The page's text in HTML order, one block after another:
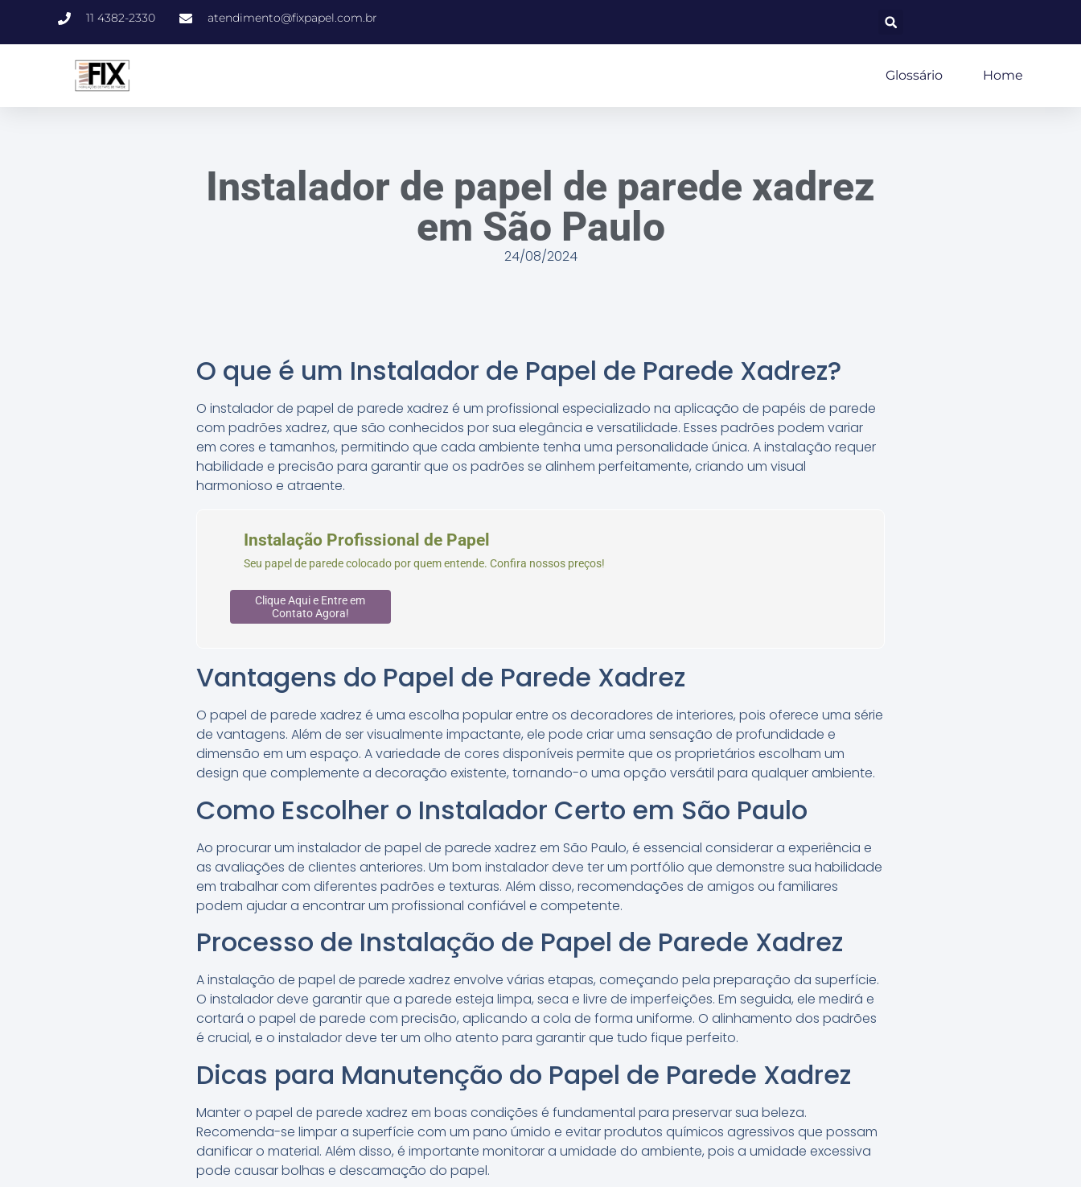
11 4382-2330 atendimento@fixpapel.com.br
Glossário Home
Instalador de papel de parede xadrez
em São Paulo
24/08/2024
O que é um Instalador de Papel de Parede Xadrez?
O instalador de papel de parede xadrez é um profissional especializado na aplicação de papéis de parede
com padrões xadrez, que são conhecidos por sua elegância e versatilidade. Esses padrões podem variar
em cores e tamanhos, permitindo que cada ambiente tenha uma personalidade única. A instalação requer
habilidade e precisão para garantir que os padrões se alinhem perfeitamente, criando um visual
harmonioso e atraente.
Instalação Profissional de Papel
Seu papel de parede colocado por quem entende. Confira nossos preços!
Clique Aqui e Entre em
Contato Agora!
Vantagens do Papel de Parede Xadrez
O papel de parede xadrez é uma escolha popular entre os decoradores de interiores, pois oferece uma série
de vantagens. Além de ser visualmente impactante, ele pode criar uma sensação de profundidade e
dimensão em um espaço. A variedade de cores disponíveis permite que os proprietários escolham um
design que complemente a decoração existente, tornando-o uma opção versátil para qualquer ambiente.
Como Escolher o Instalador Certo em São Paulo
Ao procurar um instalador de papel de parede xadrez em São Paulo, é essencial considerar a experiência e
as avaliações de clientes anteriores. Um bom instalador deve ter um portfólio que demonstre sua habilidade
em trabalhar com diferentes padrões e texturas. Além disso, recomendações de amigos ou familiares
podem ajudar a encontrar um profissional confiável e competente.
Processo de Instalação de Papel de Parede Xadrez
A instalação de papel de parede xadrez envolve várias etapas, começando pela preparação da superfície.
O instalador deve garantir que a parede esteja limpa, seca e livre de imperfeições. Em seguida, ele medirá e
cortará o papel de parede com precisão, aplicando a cola de forma uniforme. O alinhamento dos padrões
é crucial, e o instalador deve ter um olho atento para garantir que tudo fique perfeito.
Dicas para Manutenção do Papel de Parede Xadrez
Manter o papel de parede xadrez em boas condições é fundamental para preservar sua beleza.
Recomenda-se limpar a superfície com um pano úmido e evitar produtos químicos agressivos que possam
danificar o material. Além disso, é importante monitorar a umidade do ambiente, pois a umidade excessiva
pode causar bolhas e descamação do papel.